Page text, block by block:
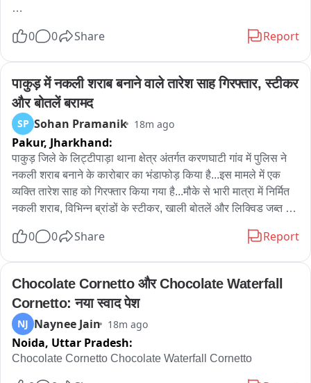
12.80 किलो चांदी के आभूषण, 2 तमंचे, कारतूस और स्विफ्ट डिजायर कार
बरामद。
अमेठी और रायबरेली की ज्वेलर्स चोरी का खुलासा, एक आरोपी अब भी
फरार。
मिल एरिया थाना क्षेत्र के लोनियन का पुरवा के पास हुई मुठभेड़
0 0 Share Report
पाकुड़ में नकली शराब बनाने वाले तारेश साह गिरफ्तार, स्टीकर
और बोतलें बरामद
SP Sohan Pramanik 18m ago
Pakur, Jharkhand:
पाकुड़ जिले के लिट्टीपाड़ा थाना क्षेत्र अंतर्गत करणघाटी गांव में पुलिस ने
नकली शराब बनाने के कारोबार का भंडाफोड़ किया है...इस मामले में एक
व्यक्ति तारेश साह को गिरफ्तार किया गया है...मौके से भारी मात्रा में निर्मित
नकली शराब, विभिन्न ब्रांडों के स्टीकर, खाली बोतलें और लिक्विड जब्त
20 लीटर स्प्रिट और शराब बनाने में इस्तेमाल होने वाला अन्य सामान बरामद
एसपी अनुदीप सिंह को गुप्त सूचना मिली थी कि करणघाटी में जितेन साह और
तारेश साह अपने घर के पीछे एक झोपड़ी में अवैध रूप से नकली शराब
बनाकर बेच रहे हैं...सूचना के सत्यापन के बाद पाकुड़ एसडीपीओ कुमार गौरव
के नेतृत्व में एक पुलिस टीम का गठन किया गया...पुलिस टीम ने मिली
जानकारी को सत्यापित करते हुए गोपनीय तरीके से छापेमारी की...छापेमारी
0 0 Share Report
Chocolate Cornetto और Chocolate Waterfall
Cornetto: नया स्वाद पेश
NJ Naynee Jain 18m ago
Noida, Uttar Pradesh:
Chocolate Cornetto Chocolate Waterfall Cornetto